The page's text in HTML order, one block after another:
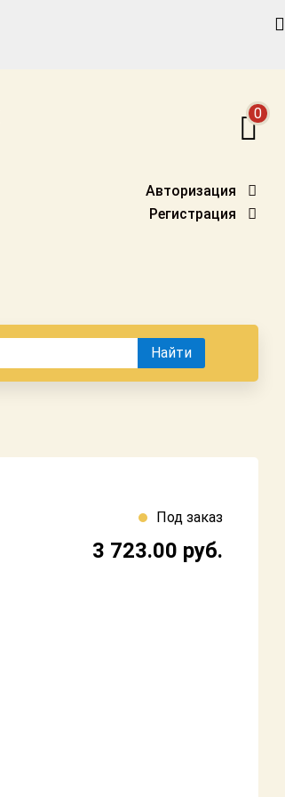
0
Авторизация
Регистрация
Найти
Под заказ
3 723.00 руб.